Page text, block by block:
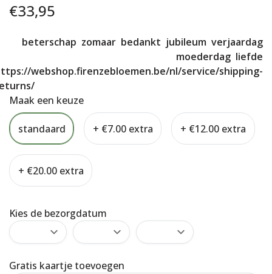
€33,95
verjaardag
jubileum
bedankt
zomaar
beterschap
liefde
moederdag
webshop.firenzebloemen.be/nl/service/shipping-
Maak een keuze
standaard + €7.00 extra + €12.00 extra
+ €20.00 extra
Kies de bezorgdatum
Gratis kaartje toevoegen